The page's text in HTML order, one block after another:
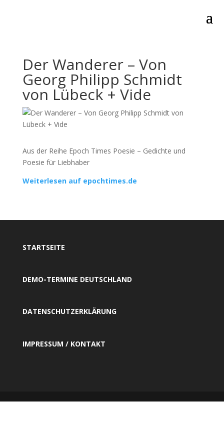
Der Wanderer – Von
Georg Philipp Schmidt
von Lübeck + Vide
Aus der Reihe Epoch Times Poesie – Gedichte und
Poesie für Liebhaber
Weiterlesen auf epochtimes.de
STARTSEITE
DEMO-TERMINE DEUTSCHLAND
DATENSCHUTZERKLÄRUNG
IMPRESSUM / KONTAKT